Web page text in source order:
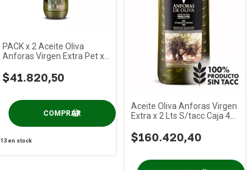
PACK x 2 Aceite Oliva
Anforas Virgen Extra Pet x
$41.820,50
13en stock
Aceite Oliva Anforas Virgen
Extra x 2 Lts S/tacc Caja 4
$160.420,40